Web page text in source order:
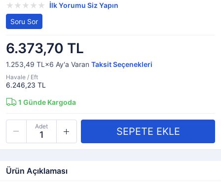
İlk Yorumu Siz Yapın
Soru Sor
6.373,70 TL
1.253,49 TL×6 Ay'a Varan Taksit Seçenekleri
Havale / Eft
6.246,23 TL
1 Günde Kargoda
Adet
Ürün Açıklaması